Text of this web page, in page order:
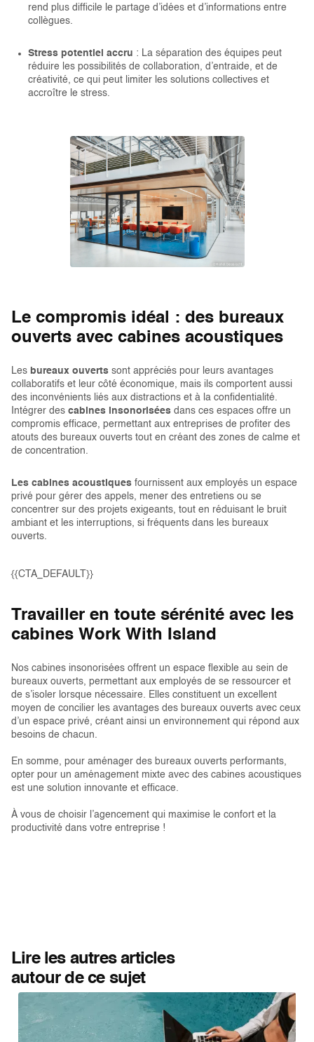
rend plus difficile le partage d’idées et d’informations entre
collègues.
Stress potentiel accru : La séparation des équipes peut
réduire les possibilités de collaboration, d’entraide, et de
créativité, ce qui peut limiter les solutions collectives et
accroître le stress.
Le compromis idéal : des bureaux
ouverts avec cabines acoustiques
Les bureaux ouverts sont appréciés pour leurs avantages
collaboratifs et leur côté économique, mais ils comportent aussi
des inconvénients liés aux distractions et à la confidentialité.
Intégrer des cabines insonorisées dans ces espaces offre un
compromis efficace, permettant aux entreprises de profiter des
atouts des bureaux ouverts tout en créant des zones de calme et
de concentration.
Les cabines acoustiques fournissent aux employés un espace
privé pour gérer des appels, mener des entretiens ou se
concentrer sur des projets exigeants, tout en réduisant le bruit
ambiant et les interruptions, si fréquents dans les bureaux
ouverts.
{{CTA_DEFAULT}}
Travailler en toute sérénité avec les
cabines Work With Island
Nos cabines insonorisées offrent un espace flexible au sein de
bureaux ouverts, permettant aux employés de se ressourcer et
de s’isoler lorsque nécessaire. Elles constituent un excellent
moyen de concilier les avantages des bureaux ouverts avec ceux
d’un espace privé, créant ainsi un environnement qui répond aux
besoins de chacun.
En somme, pour aménager des bureaux ouverts performants,
opter pour un aménagement mixte avec des cabines acoustiques
est une solution innovante et efficace.
À vous de choisir l’agencement qui maximise le confort et la
productivité dans votre entreprise !
Lire les autres articles
autour de ce sujet